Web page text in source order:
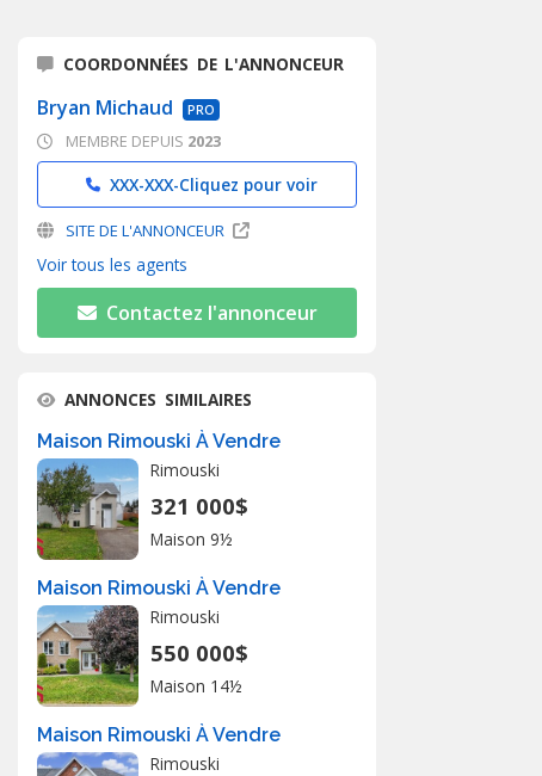
COORDONNÉES DE L'ANNONCEUR
Bryan Michaud PRO
MEMBRE DEPUIS 2023
XXX-XXX-Cliquez pour voir
SITE DE L'ANNONCEUR
Voir tous les agents
Contactez l'annonceur
ANNONCES SIMILAIRES
Maison Rimouski À Vendre
Rimouski
321 000$
Maison 9½
Maison Rimouski À Vendre
Rimouski
550 000$
Maison 14½
Maison Rimouski À Vendre
Rimouski